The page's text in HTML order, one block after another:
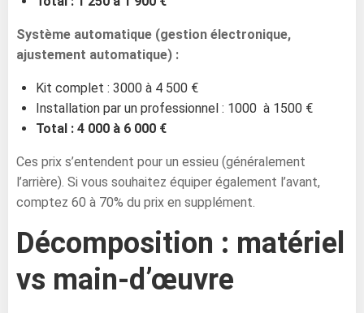
Système automatique (gestion électronique,
ajustement automatique) :
Kit complet : 3000 à 4 500 €
Installation par un professionnel : 1000 à 1500 €
Total : 4 000 à 6 000 €
Ces prix s’entendent pour un essieu (généralement
l’arrière). Si vous souhaitez équiper également l’avant,
comptez 60 à 70% du prix en supplément.
Décomposition : matériel
vs main-d’œuvre